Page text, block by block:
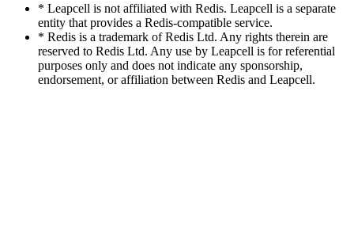
* Leapcell is not affiliated with Redis. Leapcell is a separate
entity that provides a Redis-compatible service.
* Redis is a trademark of Redis Ltd. Any rights therein are
reserved to Redis Ltd. Any use by Leapcell is for referential
purposes only and does not indicate any sponsorship,
endorsement, or affiliation between Redis and Leapcell.